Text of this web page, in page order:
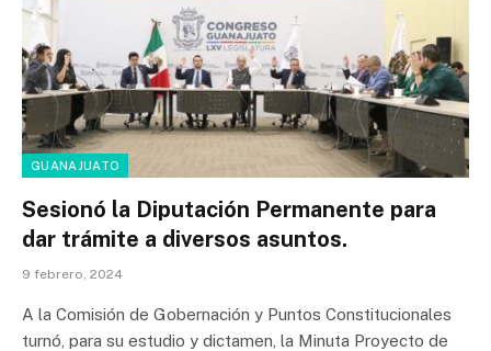
GUANAJUATO
Sesionó la Diputación Permanente para
dar trámite a diversos asuntos.
9 febrero, 2024
A la Comisión de Gobernación y Puntos Constitucionales
turnó, para su estudio y dictamen, la Minuta Proyecto de